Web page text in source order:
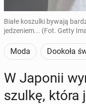
Białe koszulki bywają
jedzeniem... (Fot. Getty
Moda Dookoła
W Japonii
szul­kę, która